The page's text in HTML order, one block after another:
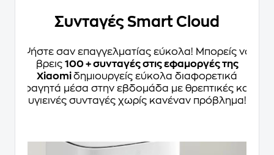
Συνταγές Smart Cloud
Ψήστε σαν επαγγελματίας εύκολα! Μπορείς να
βρεις 100 + συνταγές στις εφαμοργές της
Xiaomiδημιουργείς εύκολα διαφορετικά
φαγητά μέσα στην εβδομάδα με θρεπτικές και
υγιεινές συνταγές χωρίς κανέναν πρόβλημα!